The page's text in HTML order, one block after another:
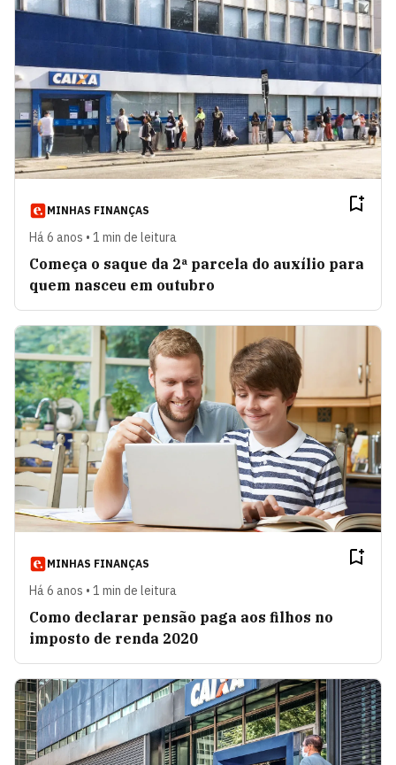
MINHAS FINANÇAS
Há 6 anos • 1 min de leitura
Começa o saque da 2ª parcela do auxílio para
quem nasceu em outubro
MINHAS FINANÇAS
Há 6 anos • 1 min de leitura
Como declarar pensão paga aos filhos no
imposto de renda 2020